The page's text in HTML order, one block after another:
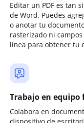
Editar un PDF es tan
de Word. Puedes
o anotar tu
rasterizado ni
línea para obtener tu
Trabajo en equipo
Colabora en